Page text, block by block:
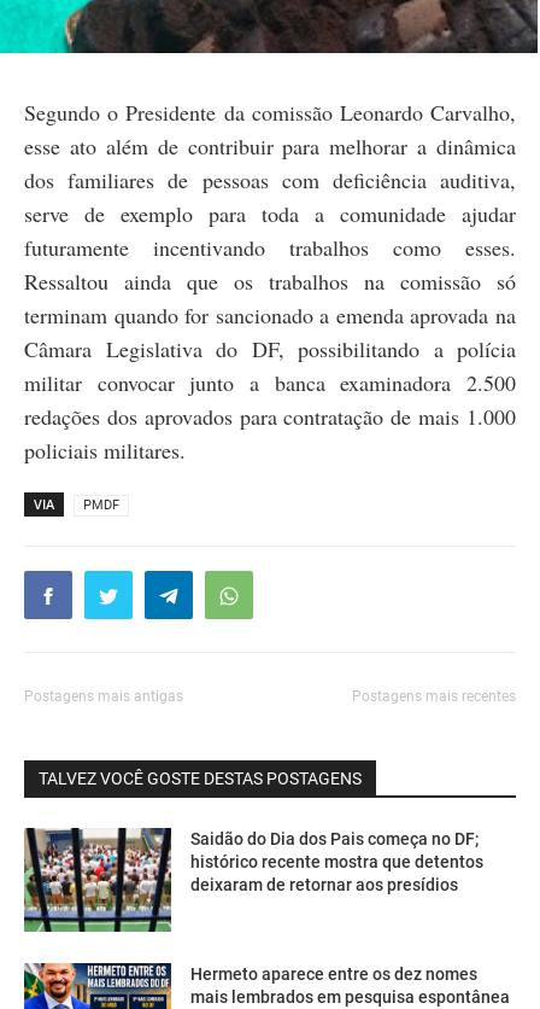
Segundo o Presidente da comissão Leonardo Carvalho,
esse ato além de contribuir para melhorar a dinâmica
dos familiares de pessoas com deficiência auditiva,
serve de exemplo para toda a comunidade ajudar
futuramente incentivando trabalhos como esses.
Ressaltou ainda que os trabalhos na comissão só
terminam quando for sancionado a emenda aprovada na
Câmara Legislativa do DF, possibilitando a polícia
militar convocar junto a banca examinadora 2.500
redações dos aprovados para contratação de mais 1.000
policiais militares.
VIA PMDF
Postagens mais antigas Postagens mais recentes
TALVEZ VOCÊ GOSTE DESTAS POSTAGENS
Saidão do Dia dos Pais começa no DF;
histórico recente mostra que detentos
deixaram de retornar aos presídios
Hermeto aparece entre os dez nomes
mais lembrados em pesquisa espontânea